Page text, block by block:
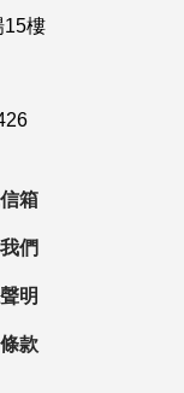
15樓
箱
們
明
款